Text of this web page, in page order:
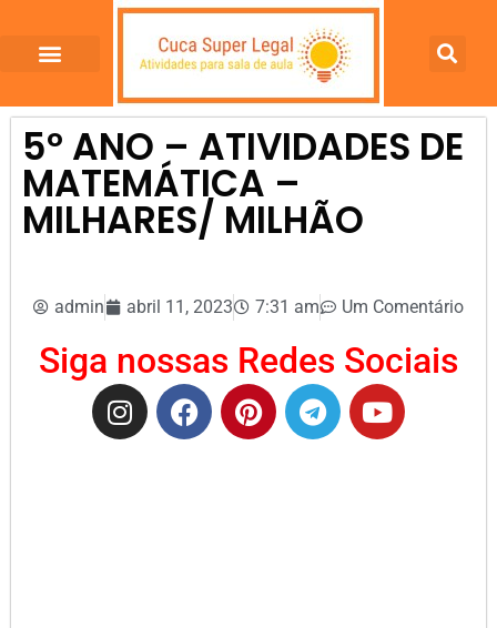
5º ANO – ATIVIDADES DE
MATEMÁTICA –
MILHARES/ MILHÃO
admin abril 11, 2023 7:31 am Um Comentário
Siga nossas Redes Sociais